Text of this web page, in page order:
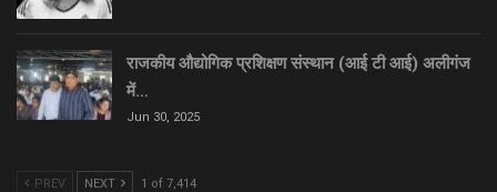
राजकीय औद्योगिक प्रशिक्षण संस्थान (आई टी आई) अलीगंज
में…
Jun 30, 2025
PREV NEXT 1 of 7,414